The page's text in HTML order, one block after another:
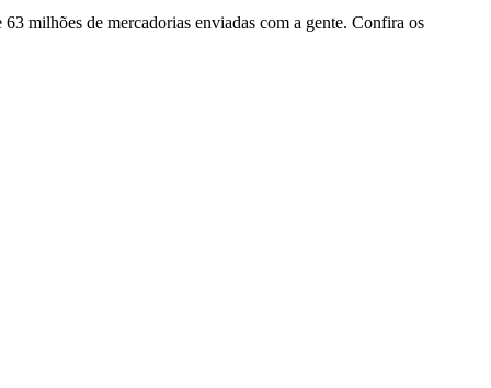
milhões de mercadorias enviadas com a gente. Confira os